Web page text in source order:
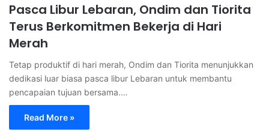
Pasca Libur Lebaran, Ondim dan Tiorita
Terus Berkomitmen Bekerja di Hari
Merah
Tetap produktif di hari merah, Ondim dan Tiorita menunjukkan
dedikasi luar biasa pasca libur Lebaran untuk membantu
pencapaian tujuan bersama.…
Read More »